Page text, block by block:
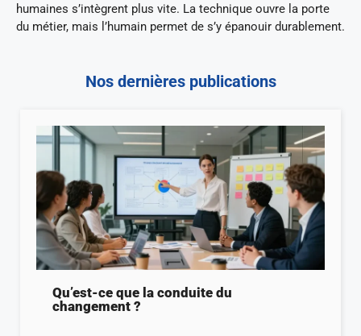
humaines s’intègrent plus vite. La technique ouvre la porte
du métier, mais l’humain permet de s’y épanouir durablement.
Nos dernières publications
Qu’est-ce que la conduite du
changement ?